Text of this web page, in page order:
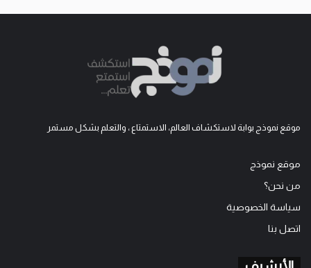
موقع نموذج بوابة لاستكشاف العالم، الاستمتاع ، والتعلم بشكل مستمر
موقع نموذج
من نحن؟
سياسة الخصوصية
اتصل بنا